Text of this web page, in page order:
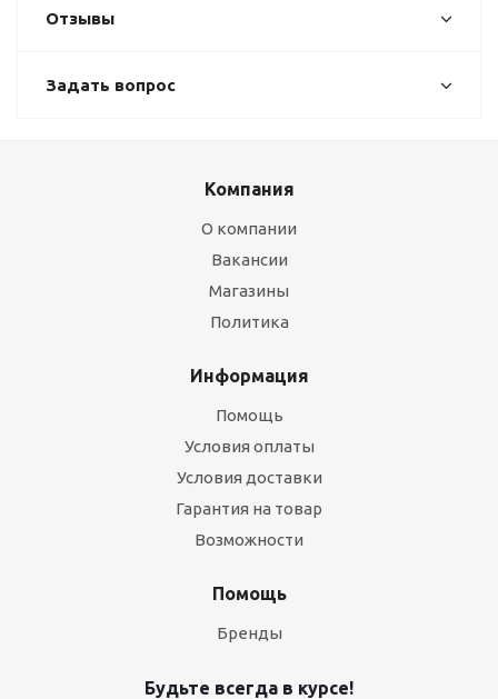
Отзывы
Задать вопрос
Компания
О компании
Вакансии
Магазины
Политика
Информация
Помощь
Условия оплаты
Условия доставки
Гарантия на товар
Возможности
Помощь
Бренды
Будьте всегда в курсе!